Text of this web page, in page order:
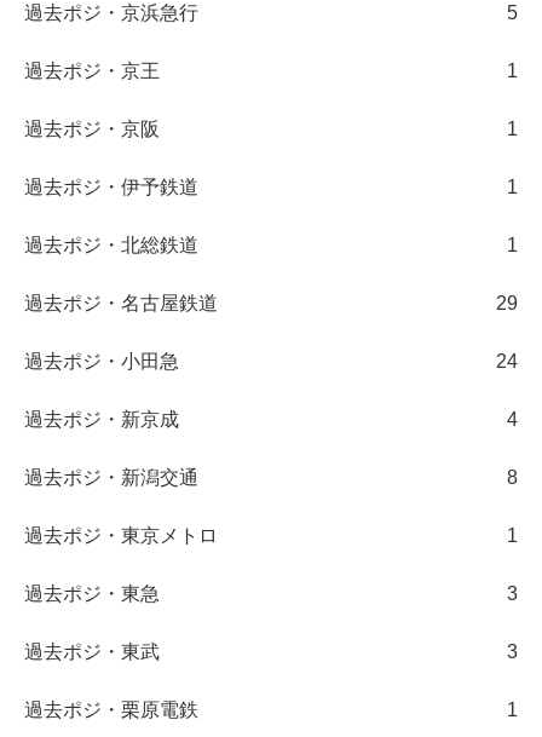
過去ポジ・京浜急行 5
過去ポジ・京王 1
過去ポジ・京阪 1
過去ポジ・伊予鉄道 1
過去ポジ・北総鉄道 1
過去ポジ・名古屋鉄道 29
過去ポジ・小田急 24
過去ポジ・新京成 4
過去ポジ・新潟交通 8
過去ポジ・東京メトロ 1
過去ポジ・東急 3
過去ポジ・東武 3
過去ポジ・栗原電鉄 1